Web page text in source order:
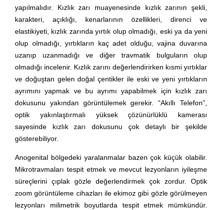
yapılmalıdır. Kızlık zarı muayenesinde kızlık zarının şekli,
karakteri, açıklığı, kenarlarının özellikleri, direnci ve
elastikiyeti, kızlık zarında yırtık olup olmadığı, eski ya da yeni
olup olmadığı, yırtıkların kaç adet olduğu, vajina duvarına
uzanıp uzanmadığı ve diğer travmatik bulguların olup
olmadığı incelenir. Kızlık zarını değerlendirirken kısmi yırtıklar
ve doğuştan gelen doğal çentikler ile eski ve yeni yırtıkların
ayrımını yapmak ve bu ayrımı yapabilmek için kızlık zarı
dokusunu yakından görüntülemek gerekir. “Akıllı Telefon”,
optik yakınlaştırmalı yüksek çözünürlüklü kamerası
sayesinde kızlık zarı dokusunu çok detaylı bir şekilde
gösterebiliyor.
Anogenital bölgedeki yaralanmalar bazen çok küçük olabilir.
Mikrotravmaları tespit etmek ve mevcut lezyonların iyileşme
süreçlerini çıplak gözle değerlendirmek çok zordur. Optik
zoom görüntüleme cihazları ile ekimoz gibi gözle görülmeyen
lezyonları milimetrik boyutlarda tespit etmek mümkündür.